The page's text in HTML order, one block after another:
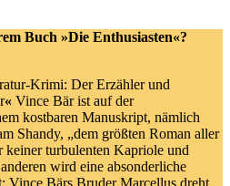
Buch »Die Enthusiasten«?
Krimi: Der Erzähler und
« Vince Bär ist auf der
kostbaren Manuskript, nämlich
Shandy, „dem größten Roman aller
keiner turbulenten Kapriole und
wird eine absonderliche